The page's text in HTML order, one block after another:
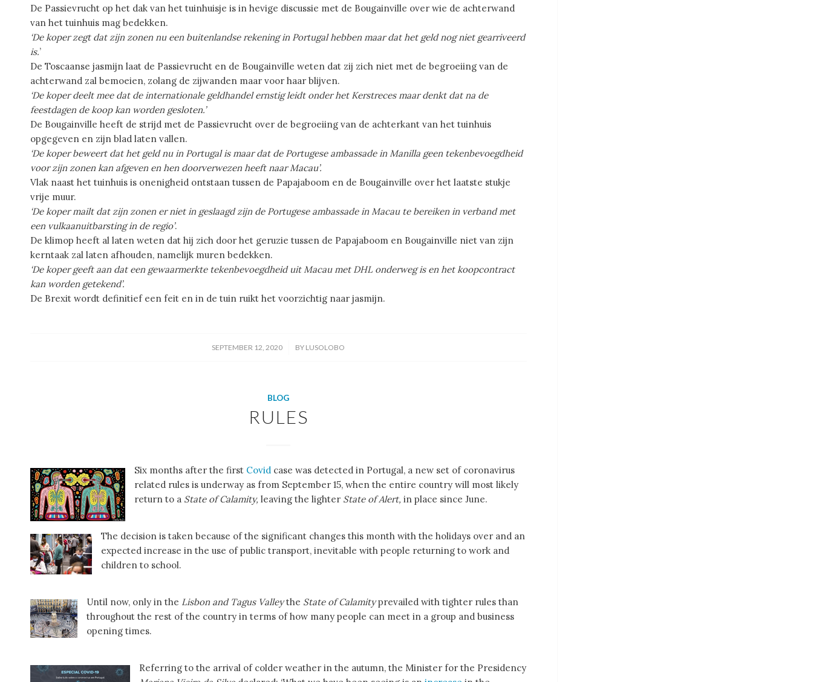
De Passievrucht op het dak van het tuinhuisje is in hevige discussie met de Bougainville over wie de achterwand
van het tuinhuis mag bedekken.
‘De koper zegt dat zijn zonen nu een buitenlandse rekening in Portugal hebben maar dat het geld nog niet gearriveerd
is.’
De Toscaanse jasmijn laat de Passievrucht en de Bougainville weten dat zij zich niet met de begroeiing van de
achterwand zal bemoeien, zolang de zijwanden maar voor haar blijven.
‘De koper deelt mee dat de internationale geldhandel ernstig leidt onder het Kerstreces maar denkt dat na de
feestdagen de koop kan worden gesloten.’
De Bougainville heeft de strijd met de Passievrucht over de begroeiing van de achterkant van het tuinhuis
opgegeven en zijn blad laten vallen.
‘De koper beweert dat het geld nu in Portugal is maar dat de Portugese ambassade in Manilla geen tekenbevoegdheid
voor zijn zonen kan afgeven en hen doorverwezen heeft naar Macau’.
Vlak naast het tuinhuis is onenigheid ontstaan tussen de Papajaboom en de Bougainville over het laatste stukje
vrije muur.
‘De koper mailt dat zijn zonen er niet in geslaagd zijn de Portugese ambassade in Macau te bereiken in verband met
een vulkaanuitbarsting in de regio’.
De klimop heeft al laten weten dat hij zich door het geruzie tussen de Papajaboom en Bougainville niet van zijn
kerntaak zal laten afhouden, namelijk muren bedekken.
‘De koper geeft aan dat een gewaarmerkte tekenbevoegdheid uit Macau met DHL onderweg is en het koopcontract
kan worden getekend’.
De Brexit wordt definitief een feit en in de tuin ruikt het voorzichtig naar jasmijn.
SEPTEMBER 12, 2020
/ BY LUSOLOBO
BLOG
RULES
Six months after the first Covid case was detected in Portugal, a new set of coronavirus
related rules is underway as from September 15, when the entire country will most likely
return to a State of Calamity, leaving the lighter State of Alert, in place since June.
The decision is taken because of the significant changes this month with the holidays over and an
expected increase in the use of public transport, inevitable with people returning to work and
children to school.
Until now, only in the Lisbon and Tagus Valleythe State of Calamityprevailed with tighter rules than
throughout the rest of the country in terms of how many people can meet in a group and business
opening times.
Referring to the arrival of colder weather in the autumn, the Minister for the Presidency